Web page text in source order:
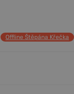
Offline Štěpána Křečka